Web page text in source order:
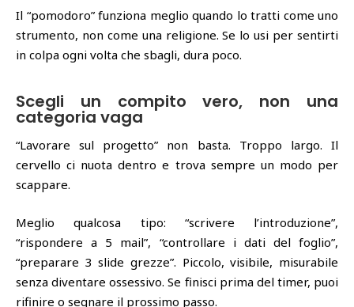
Il “pomodoro” funziona meglio quando lo tratti come uno
strumento, non come una religione. Se lo usi per sentirti
in colpa ogni volta che sbagli, dura poco.
Scegli un compito vero, non una
categoria vaga
“Lavorare sul progetto” non basta. Troppo largo. Il
cervello ci nuota dentro e trova sempre un modo per
scappare.
Meglio qualcosa tipo: “scrivere l’introduzione”,
“rispondere a 5 mail”, “controllare i dati del foglio”,
“preparare 3 slide grezze”. Piccolo, visibile, misurabile
senza diventare ossessivo. Se finisci prima del timer, puoi
rifinire o segnare il prossimo passo.